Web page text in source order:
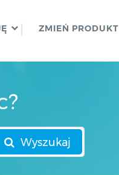
ZMIEŃ PRODUKT
Wyszukaj